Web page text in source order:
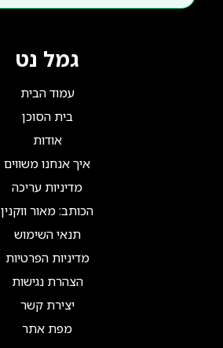
גמל נט
עמוד הבית
בית הסוכן
אודות
איך אנחנו משווים
מדיניות עריכה
הכותב: מאור ווקנין
תנאי השימוש
מדיניות הפרטיות
הצהרת נגישות
יצירת קשר
מפת אתר